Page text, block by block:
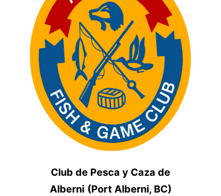
Club de Pesca y Caza de
Alberni (Port Alberni, BC)